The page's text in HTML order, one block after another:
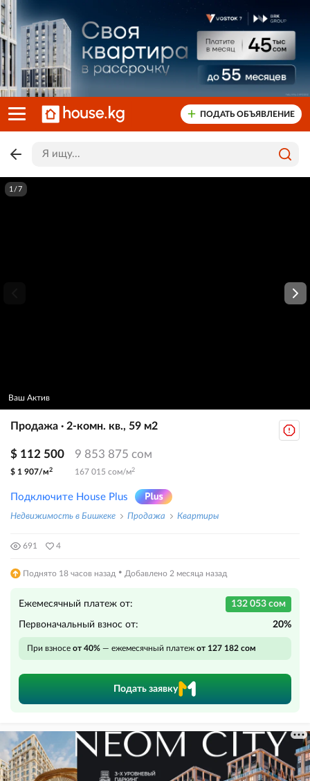
ПОДАТЬ ОБЪЯВЛЕНИЕ
1/7
Ваш Актив
Продажа · 2-комн. кв., 59 м2
$ 112 500 9 853 875 сом
$ 1 907/м2 167 015 сом/м2
Подключите House Plus
Недвижимость в Бишкеке Продажа Квартиры
691 4
Поднято 18 часов назад · Добавлено 2 месяца назад
Ежемесячный платеж от: 132 053 сом
Первоначальный взнос от: 20%
При взносе от 40% — ежемесячный платеж от 127 182 сом
Подать заявку